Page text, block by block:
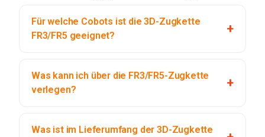
Für welche Cobots ist die 3D-Zugkette
FR3/FR5 geeignet?
Was kann ich über die FR3/FR5-Zugkette
verlegen?
Was ist im Lieferumfang der 3D-Zugkette